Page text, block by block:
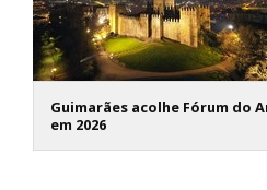
Guimarães acolhe Fórum do
em 2026